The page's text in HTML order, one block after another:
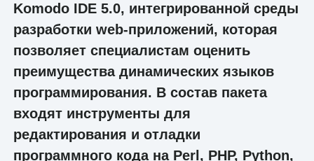
Komodo IDE 5.0, интегрированной среды
разработки web-приложений, которая
позволяет специалистам оценить
преимущества динамических языков
программирования. В состав пакета
входят инструменты для
редактирования и отладки
программного кода на Perl, PHP, Python,